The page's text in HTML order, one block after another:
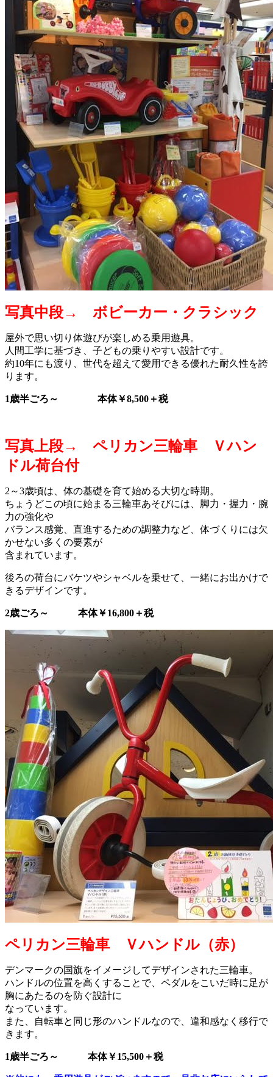
写真中段→ ボビーカー・クラシック
屋外で思い切り体遊びが楽しめる乗用遊具。
人間工学に基づき、子どもの乗りやすい設計です。
約10年にも渡り、世代を超えて愛用できる優れた耐久性を誇
ります。
1歳半ごろ～ 本体￥8,500＋税
写真上段→ ペリカン三輪車 Ｖハン
ドル荷台付
2～3歳頃は、体の基礎を育て始める大切な時期。
ちょうどこの頃に始まる三輪車あそびには、脚力・握力・腕
力の強化や
バランス感覚、直進するための調整力など、体づくりには欠
かせない多くの要素が
含まれています。
後ろの荷台にバケツやシャベルを乗せて、一緒にお出かけで
きるデザインです。
2歳ごろ～ 本体￥16,800＋税
ペリカン三輪車 Ｖハンドル（赤）
デンマークの国旗をイメージしてデザインされた三輪車。
ハンドルの位置を高くすることで、ペダルをこいだ時に足が
胸にあたるのを防ぐ設計に
なっています。
また、自転車と同じ形のハンドルなので、違和感なく移行で
きます。
1歳半ごろ～ 本体￥15,500＋税